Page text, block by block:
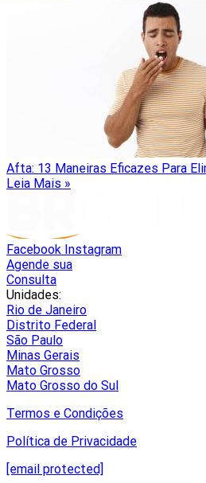
Afta: 13 Maneiras Eficazes Para
Leia Mais »
Facebook Instagram
Agende sua
Consulta
Unidades:
Rio de Janeiro
Distrito Federal
São Paulo
Minas Gerais
Mato Grosso
Mato Grosso do Sul
Termos e Condições
Política de Privacidade
[email protected]